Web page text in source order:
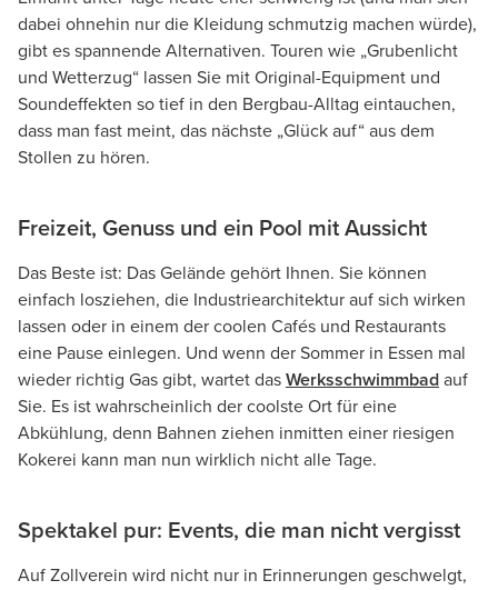
dabei ohnehin nur die Kleidung schmutzig machen würde),
gibt es spannende Alternativen. Touren wie „Grubenlicht
und Wetterzug“ lassen Sie mit Original-Equipment und
Soundeffekten so tief in den Bergbau-Alltag eintauchen,
dass man fast meint, das nächste „Glück auf“ aus dem
Stollen zu hören.
Freizeit, Genuss und ein Pool mit Aussicht
Das Beste ist: Das Gelände gehört Ihnen. Sie können
einfach losziehen, die Industriearchitektur auf sich wirken
lassen oder in einem der coolen Cafés und Restaurants
eine Pause einlegen. Und wenn der Sommer in Essen mal
wieder richtig Gas gibt, wartet das Werksschwimmbad auf
Sie. Es ist wahrscheinlich der coolste Ort für eine
Abkühlung, denn Bahnen ziehen inmitten einer riesigen
Kokerei kann man nun wirklich nicht alle Tage.
Spektakel pur: Events, die man nicht vergisst
Auf Zollverein wird nicht nur in Erinnerungen geschwelgt,